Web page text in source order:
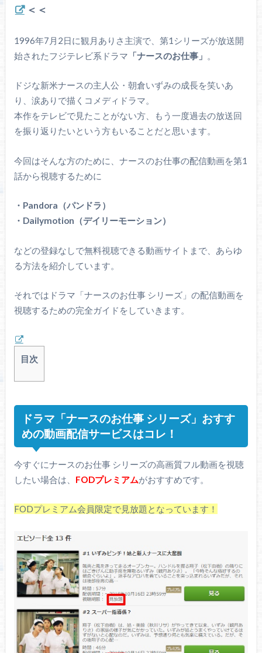
＜＜
1996年7月2日に観月ありさ主演で、第1シリーズが放送開
始されたフジテレビ系ドラマ 「ナースのお仕事」 。
ドジな新米ナースの主人公・朝倉いずみの成長を笑いあ
り、涙ありで描くコメディドラマ。
本作をテレビで見たことがない方、もう一度過去の放送回
を振り返りたいという方もいることだと思います。
今回はそんな方のために、ナースのお仕事の配信動画を第1
話から視聴するために
・Pandora（パンドラ）
・Dailymotion（デイリーモーション）
などの登録なしで無料視聴できる動画サイトまで、あらゆ
る方法を紹介しています。
それではドラマ「ナースのお仕事 シリーズ」の配信動画を
視聴するための完全ガイドをしていきます。
目次
ドラマ「ナースのお仕事 シリーズ」おすす
めの動画配信サービスはコレ！
今すぐにナースのお仕事 シリーズの高画質フル動画を視聴
したい場合は、 FODプレミアムがおすすめです。
FODプレミアム会員限定で見放題となっています！